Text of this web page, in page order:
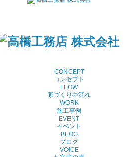
CONCEPT
コンセプト
FLOW
家づくりの流れ
WORK
施工事例
EVENT
イベント
BLOG
ブログ
VOICE